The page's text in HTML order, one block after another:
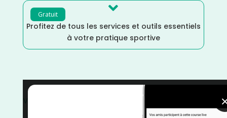
Gratuit 
Profitez de tous les services et outils essentiels
à votre pratique sportive
Vendée
Distance Marathon/courses